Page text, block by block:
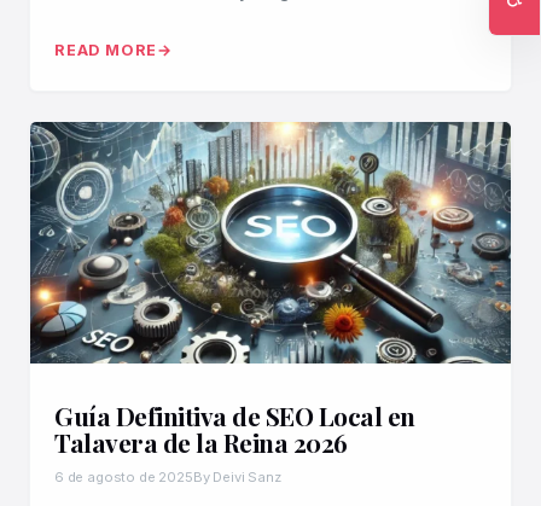
READ MORE
Guía Definitiva de SEO Local en
Talavera de la Reina 2026
6 de agosto de 2025By Deivi Sanz